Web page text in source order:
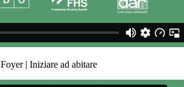
Foyer | Iniziare ad abitare